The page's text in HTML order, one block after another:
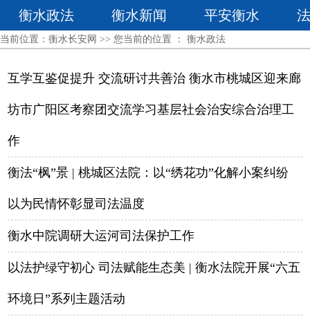
衡水政法 衡水新闻 平安衡水
当前位置： 衡水长安网 >> 您当前的位置 ： 衡水政法
互学互鉴促提升 交流研讨共善治 衡水市桃城区迎来廊
坊市广阳区考察团交流学习基层社会治安综合治理工
作
衡法“枫”景 | 桃城区法院：以“绣花功”化解小案纠纷
以为民情怀彰显司法温度
衡水中院调研大运河司法保护工作
以法护绿守初心 司法赋能生态美 | 衡水法院开展“六五
环境日”系列主题活动